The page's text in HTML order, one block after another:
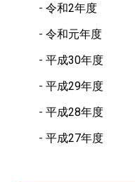
令和2年度
令和元年度
平成30年度
平成29年度
平成28年度
平成27年度